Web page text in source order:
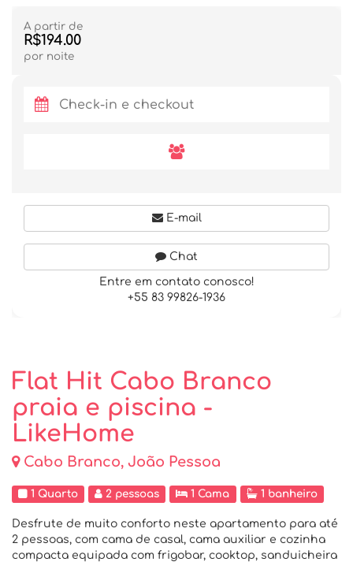
Flat Hit Cabo Branco
praia e piscina -
LikeHome
Cabo Branco, João Pessoa
1 Quarto 2 pessoas 1 Cama 1 banheiro
Desfrute de muito conforto neste apartamento para até
2 pessoas, com cama de casal, cama auxiliar e cozinha
compacta equipada com frigobar, cooktop, sanduicheira
A partir de
R$194.00
por noite
E-mail
Chat
Entre em contato conosco!
+55 83 99826-1936